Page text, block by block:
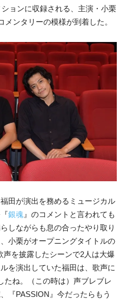
ョンに収録される、主演・小栗
ンタリーの模様が到着した。
田が演出を務めるミュージカル
銀魂 』のコメントと言われても
しながらも息の合ったやり取り
小栗がオープニングタイトルの
声を披露したシーンで2人は大爆
を演出していた福田は、歌声に
たね。（この時は）声ブレブレ
『PASSION』今だったらもう